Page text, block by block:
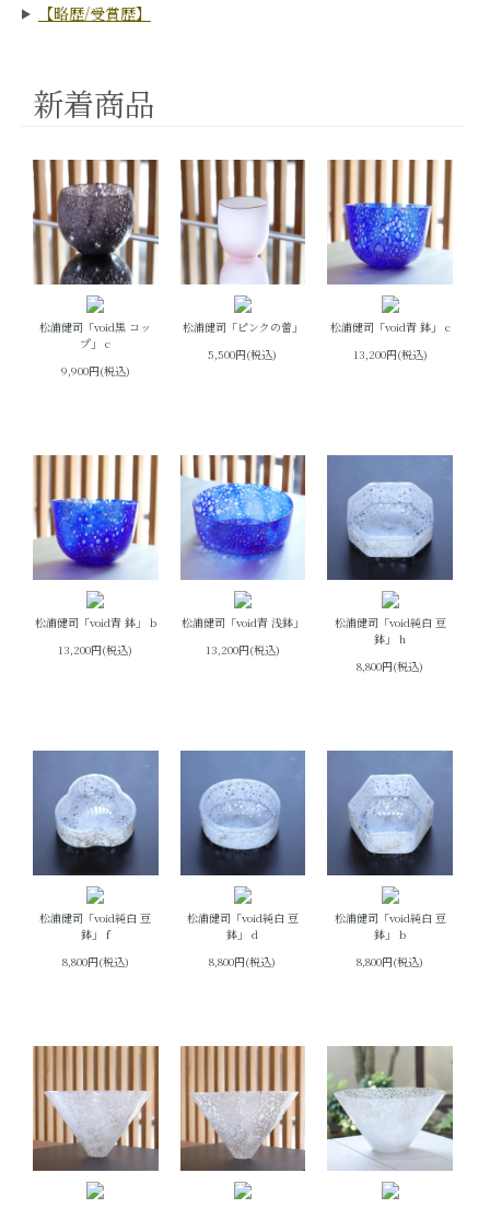
【略歴/受賞歴】
新着商品
松浦健司「void黒 コッ
プ」 c
9,900円(税込)
松浦健司「ピンクの蕾」
5,500円(税込)
松浦健司「void青 鉢」 c
13,200円(税込)
松浦健司「void青 鉢」 b
13,200円(税込)
松浦健司「void青 浅鉢」
13,200円(税込)
松浦健司「void純白 豆
鉢」 h
8,800円(税込)
松浦健司「void純白 豆
鉢」 f
8,800円(税込)
松浦健司「void純白 豆
鉢」 d
8,800円(税込)
松浦健司「void純白 豆
鉢」 b
8,800円(税込)